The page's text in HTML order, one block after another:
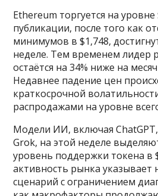
Ethereum торгуется на
публикации, после того как
минимумов в $1,748,
неделе. Тем временем лидер
остаётся на 34% ниже на
Недавнее падение цен
краткосрочной
распродажами на уровне
Модели ИИ, включая
Grok, на этой неделе
уровень поддержки токена в
активность рынка
сценарий с ограничением